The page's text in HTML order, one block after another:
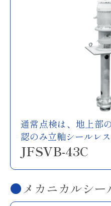
通常点検は、地上部
認のみ立軸シールレ
JFSVB-43C
メカニカルシ